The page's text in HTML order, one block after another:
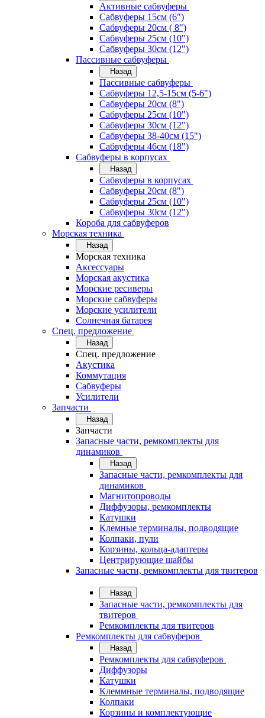
Активные сабвуферы
Сабвуферы 15см (6")
Сабвуферы 20см ( 8")
Сабвуферы 25см (10")
Сабвуферы 30см (12")
Пассивные сабвуферы
Назад
Пассивные сабвуферы
Сабвуферы 12,5-15см (5-6")
Сабвуферы 20см (8")
Сабвуферы 25см (10")
Сабвуферы 30см (12")
Сабвуферы 38-40см (15")
Сабвуферы 46см (18")
Сабвуферы в корпусах
Назад
Сабвуферы в корпусах
Сабвуферы 20см (8")
Сабвуферы 25см (10")
Сабвуферы 30см (12")
Короба для сабвуферов
Морская техника
Назад
Морская техника
Аксессуары
Морская акустика
Морские ресиверы
Морские сабвуферы
Морские усилители
Солнечная батарея
Спец. предложение
Назад
Спец. предложение
Акустика
Коммутация
Сабвуферы
Усилители
Запчасти
Назад
Запчасти
Запасные части, ремкомплекты для
динамиков
Назад
Запасные части, ремкомплекты для
динамиков
Магнитопроводы
Диффузоры, ремкомплекты
Катушки
Клемные терминалы, подводящие
Колпаки, пули
Корзины, кольца-адаптеры
Центрирующие шайбы
Запасные части, ремкомплекты для твитеров
Назад
Запасные части, ремкомплекты для
твитеров
Ремкомплекты для твитеров
Ремкомплекты для сабвуферов
Назад
Ремкомплекты для сабвуферов
Диффузоры
Катушки
Клеммные терминалы, подводящие
Колпаки
Корзины и комплектующие